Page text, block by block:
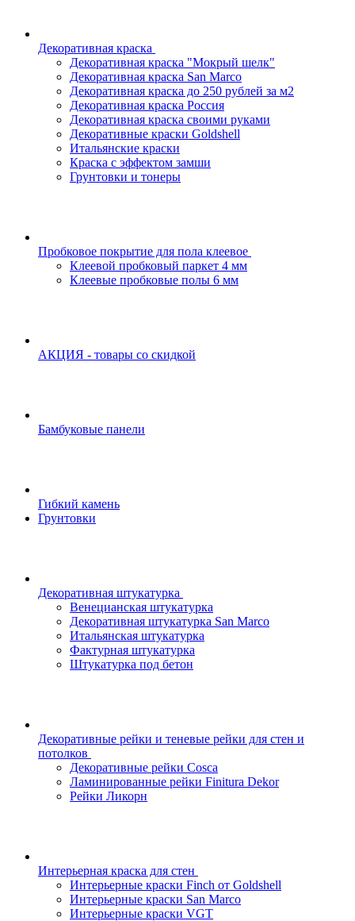
Декоративная краска
Декоративная краска "Мокрый шелк"
Декоративная краска San Marco
Декоративная краска до 250 рублей за м2
Декоративная краска Россия
Декоративная краска своими руками
Декоративные краски Goldshell
Итальянские краски
Краска с эффектом замши
Грунтовки и тонеры
Пробковое покрытие для пола клеевое
Клеевой пробковый паркет 4 мм
Клеевые пробковые полы 6 мм
АКЦИЯ - товары со скидкой
Бамбуковые панели
Гибкий камень
Грунтовки
Декоративная штукатурка
Венецианская штукатурка
Декоративная штукатурка San Marco
Итальянская штукатурка
Фактурная штукатурка
Штукатурка под бетон
Декоративные рейки и теневые рейки для стен и
потолков
Декоративные рейки Cosca
Ламинированные рейки Finitura Dekor
Рейки Ликорн
Интерьерная краска для стен
Интерьерные краски Finch от Goldshell
Интерьерные краски San Marco
Интерьерные краски VGT